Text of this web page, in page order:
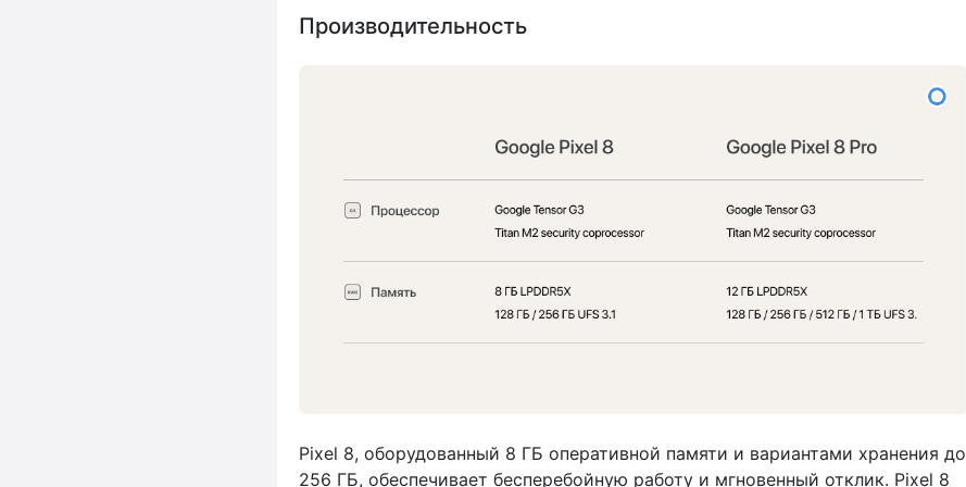
Производительность
Pixel 8, оборудованный 8 ГБ оперативной памяти и вариантами хранения до
256 ГБ, обеспечивает бесперебойную работу и мгновенный отклик. Pixel 8